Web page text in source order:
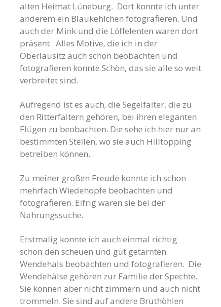
alten Heimat Lüneburg. Dort konnte ich unter
anderem ein Blaukehlchen fotografieren. Und
auch der Mink und die Löffelenten waren dort
präsent. Alles Motive, die ich in der
Oberlausitz auch schon beobachten und
fotografieren konnte.Schön, das sie alle so weit
verbreitet sind.
Aufregend ist es auch, die Segelfalter, die zu
den Ritterfaltern gehören, bei ihren eleganten
Flügen zu beobachten. Die sehe ich hier nur an
bestimmten Stellen, wo sie auch Hilltopping
betreiben können.
Zu meiner großen Freude konnte ich schon
mehrfach Wiedehopfe beobachten und
fotografieren. Eifrig waren sie bei der
Nahrungssuche.
Erstmalig konnte ich auch einmal richtig
schön den scheuen und gut getarnten
Wendehals beobachten und fotografieren. Die
Wendehälse gehören zur Familie der Spechte.
Sie können aber nicht zimmern und auch nicht
trommeln. Sie sind auf andere Bruthöhlen